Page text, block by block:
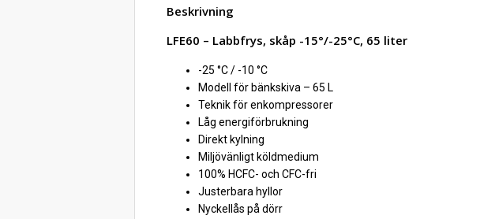
Beskrivning
LFE60 – Labbfrys, skåp -15°/-25°C, 65 liter
-25 °C / -10 °C
Modell för bänkskiva – 65 L
Teknik för enkompressorer
Låg energiförbrukning
Direkt kylning
Miljövänligt köldmedium
100% HCFC- och CFC-fri
Justerbara hyllor
Nyckellås på dörr